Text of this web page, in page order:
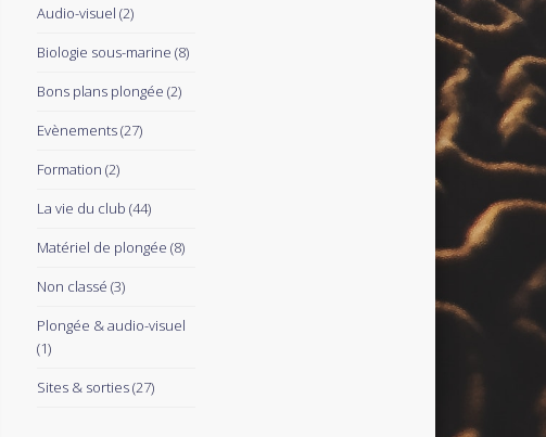
Audio-visuel (2)
Biologie sous-marine (8)
Bons plans plongée (2)
Evènements(27)
Formation (2)
La vie du club (44)
Matériel de plongée (8)
Non classé (3)
Plongée & audio-visuel
(1)
Sites & sorties(27)